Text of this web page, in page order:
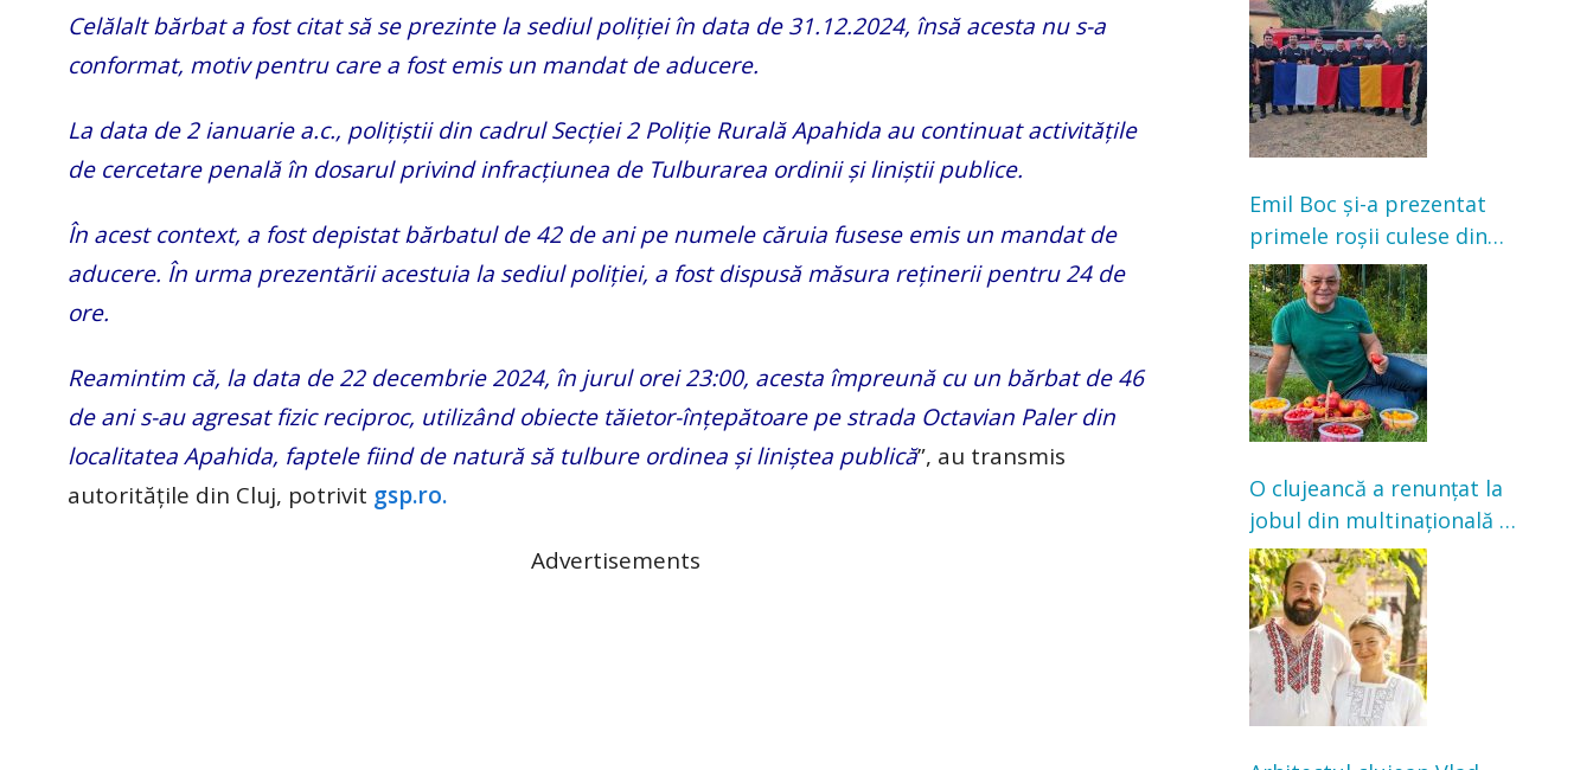
Celălalt bărbat a fost citat să se prezinte la sediul poliției în data de 31.12.2024, însă acesta nu s-a
conformat, motiv pentru care a fost emis un mandat de aducere.
La data de 2 ianuarie a.c., polițiștii din cadrul Secției 2 Poliție Rurală Apahida au continuat activitățile
de cercetare penală în dosarul privind infracțiunea de Tulburarea ordinii și liniștii publice.
În acest context, a fost depistat bărbatul de 42 de ani pe numele căruia fusese emis un mandat de
aducere. În urma prezentării acestuia la sediul poliției, a fost dispusă măsura reținerii pentru 24 de
ore.
Reamintim că, la data de 22 decembrie 2024, în jurul orei 23:00, acesta împreună cu un bărbat de 46
de ani s-au agresat fizic reciproc, utilizând obiecte tăietor-înțepătoare pe strada Octavian Paler din
localitatea Apahida, faptele fiind de natură să tulbure ordinea și liniștea publică”, au transmis
autoritățile din Cluj, potrivit gsp.ro.
Advertisements
incendii de vegetație și
pădure
Emil Boc și-a prezentat
primele roșii culese din
grădină: „Niciun magazin
nu poate oferi această
satisfacție”
O clujeancă a renunțat la
jobul din multinațională și
s-a mutat la țară. Acum
cultivă legume în grădina
bunicilor